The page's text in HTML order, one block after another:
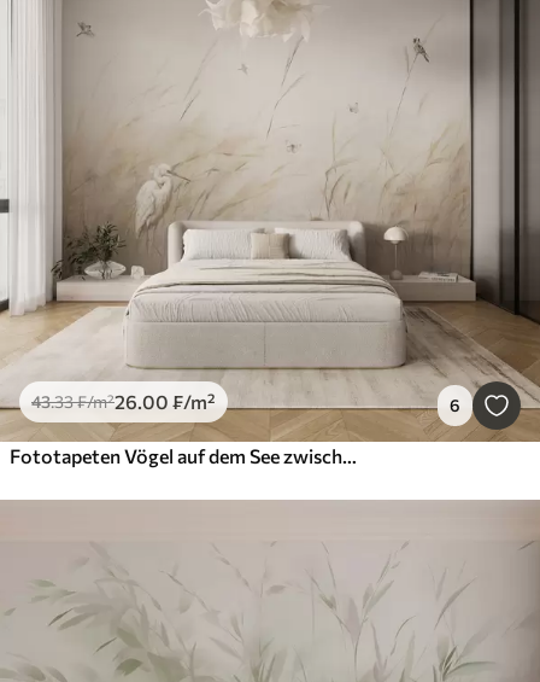
43.33₣/m²26.00 ₣/m² 6
Fototapeten Vögel auf dem See zwischen getrockneten Blumen, Pflanzen und Gras